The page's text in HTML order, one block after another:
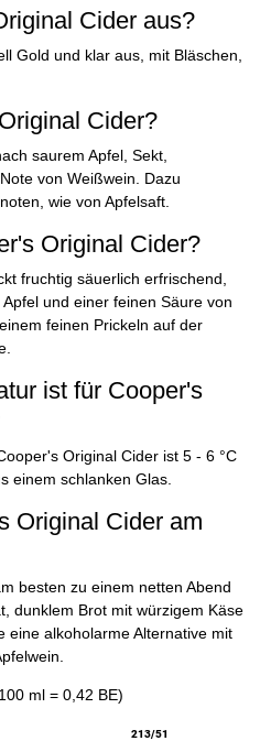
Cider aus?
Gold und klar aus, mit Bläschen,
Cider?
saurem Apfel, Sekt,
von Weißwein. Dazu
wie von Apfelsaft.
Original Cider?
fruchtig säuerlich erfrischend,
und einer feinen Säure von
feinen Prickeln auf der
ist für Cooper's
Original Cider ist 5 - 6 °C
einem schlanken Glas.
Original Cider am
besten zu einem netten Abend
dunklem Brot mit würzigem Käse
eine alkoholarme Alternative mit
ml = 0,42 BE)
213/51